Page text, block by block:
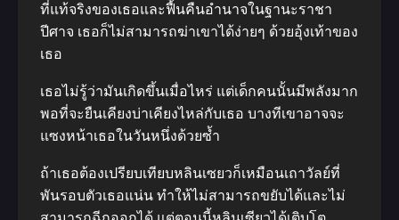
ที่แท้จริงของเธอและฟื้นคืนอํานาจในฐานะราชา
ปีศาจ เธอก็ไม่สามารถฆ่าเขาได้ง่ายๆ ด้วยอุ้งเท้าของ
เธอ
เธอไม่รู้ว่ามันเกิดขึ้นเมื่อไหร่ แต่เด็กคนนั้นมีพลังมาก
พอที่จะยืนเคียงบ่าเคียงไหล่กับเธอ บางทีเขาอาจจะ
แซงหน้าเธอในวันหนึ่งด้วยซ้ำ
ถ้าเธอต้องเปรียบเทียบหลินเซยวก็เหมือนเถาวัลย์ที่
พันรอบตัวเธอแน่น ทําให้ไม่สามารถขยับได้และไม่